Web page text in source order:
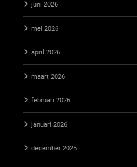
juni 2026
mei 2026
april 2026
maart 2026
februari 2026
januari 2026
december 2025